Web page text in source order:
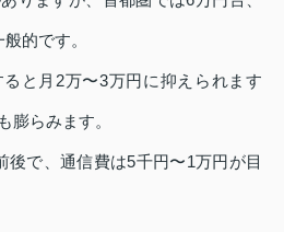
的です。
と月2万〜3万円に抑えられます
膨らみます。
後で、通信費は5千円〜1万円が目